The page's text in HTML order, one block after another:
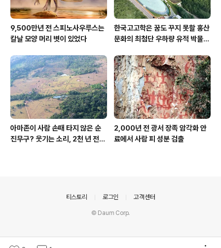
9,500만년 전 스피노사우루스는
칼날 모양 머리 볏이 있었다
한국고고학은 꿈도 꾸지 못할 홍산
문화의 최첨단 우하량 유적 박물관
아마존이 사람 손때 타지 않은 순
진무구? 웃기는 소리, 2천 년 전에
2,000년 전 광서 장족 암각화 안
료에서 사람 피 성분 검출
티스토리 로그인 고객센터
© Daum Corp.